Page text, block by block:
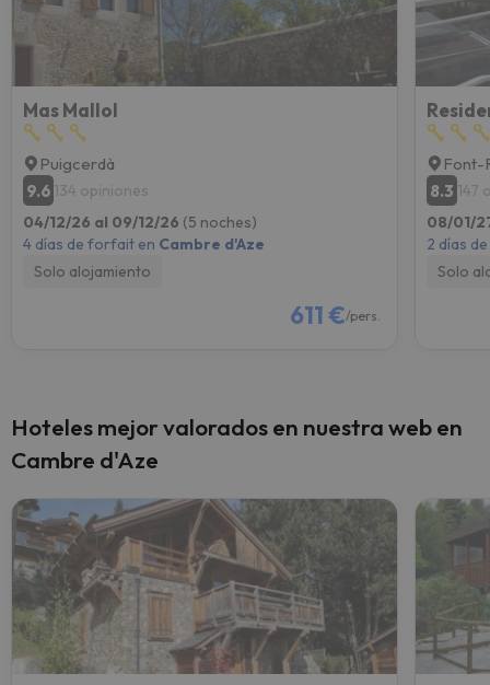
Mas Mallol
Puigcerdà
9.6 134 opiniones
04/12/26 al 09/12/26 (5 noches)
4 días de forfait en Cambre d'Aze
Solo alojamiento
611 €/pers.
Font-
8.3 147
08/01/
2 días
Solo
Hoteles mejor valorados en nuestra web en
Cambre d'Aze